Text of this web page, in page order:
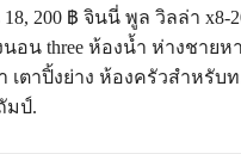
200 ฿ จินนี่ พูล วิลล่า x8-
อน three ห้องน้ำ ห่างชายห
เตาปิ้งย่าง ห้องครัวสำหรับ
มป์.